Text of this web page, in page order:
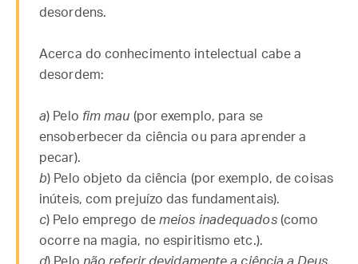
desordens.
Acerca do conhecimento intelectual cabe a
desordem:
a) Pelo fim mau (por exemplo, para se
ensoberbecer da ciência ou para aprender a
pecar).
b) Pelo objeto da ciência (por exemplo, de coisas
inúteis, com prejuízo das fundamentais).
c) Pelo emprego de meios inadequados(como
ocorre na magia, no espiritismo etc.).